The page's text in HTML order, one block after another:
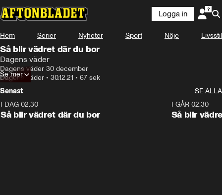
Logga in
Hem Serier Nyheter Sport Nöje Livsstil
Så blir vädret där du bor
Dagens väder
Dagens väder 30 december
Dagens väder • 30.12.21 • 67 sek
Se mer
Senast
SE ALLA
I DAG 02:30
Så blir vädret där du bor
I GÅR 02:30
Så blir